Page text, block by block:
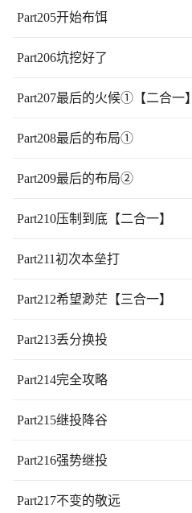
Part205开始布饵
Part206坑挖好了
Part207最后的火候①【二合一】
Part208最后的布局①
Part209最后的布局②
Part210压制到底【二合一】
Part211初次本垒打
Part212希望渺茫【三合一】
Part213丢分换投
Part214完全攻略
Part215继投降谷
Part216强势继投
Part217不变的敬远